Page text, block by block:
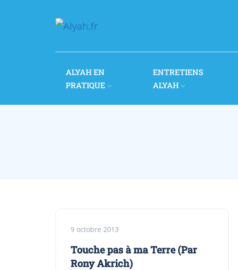
ALYAH EN
PRATIQUE
ENTRETIENS
ALYAH
9 octobre 2013
Touche pas à ma Terre (Par
Rony Akrich)